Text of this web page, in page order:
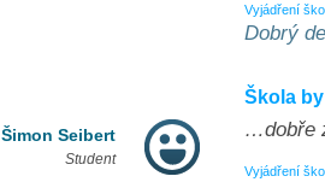
Vyjádření
Dobrý
Šimon Seibert
Student
Škola
…dobře
Vyjádření